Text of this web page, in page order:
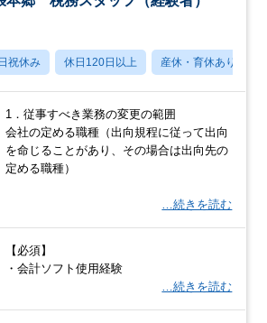
祝休み 休日120日以上 産休・育休あり
1．従事すべき業務の変更の範囲
会社の定める職種（出向規程に従って出向
を命じることがあり、その場合は出向先の
定める職種）
…続きを読む
【必須】
・会計ソフト使用経験
…続きを読む